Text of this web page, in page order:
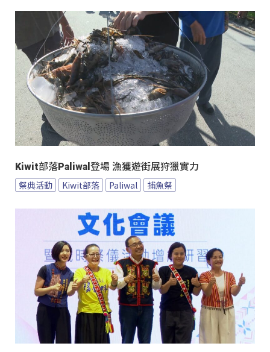
Kiwit部落Paliwal登場 漁獲遊街展狩獵實力
祭典活動 Kiwit部落 Paliwal 捕魚祭